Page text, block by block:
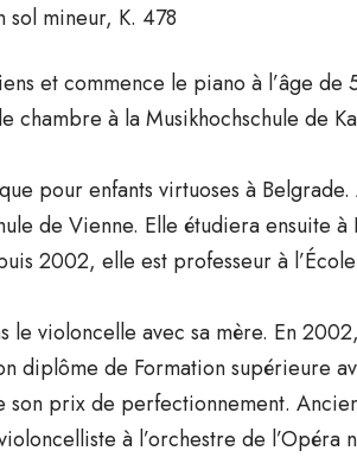
sol mineur, K. 478
et commence le piano à l’âge de
à la Musikhochschule de
pour enfants virtuoses à Belgrade.
de Vienne. Elle étudiera ensuite
2002, elle est professeur à
le violoncelle avec sa mère. En
diplôme de Formation supérieure
son prix de perfectionnement.
à l’orchestre de l’Opéra